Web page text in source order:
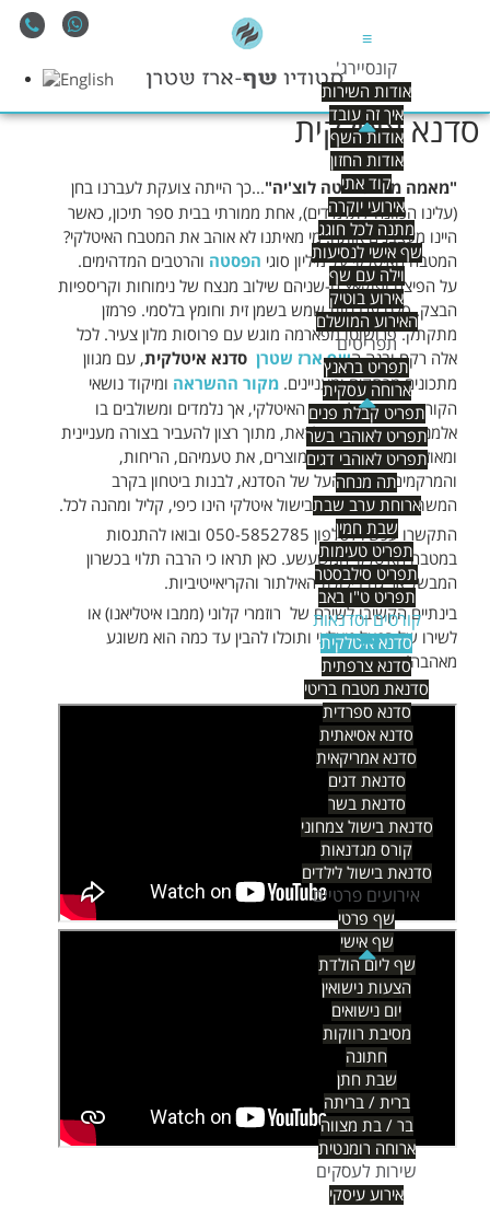
≡
קונסיירג'
אודות השירות
איך זה עובד
אודות השף
אודות החזון
קוד אתי
אירועי יוקרה
מתנה לכל חוגג
שף אישי לנסיעות
וילה עם שף
אירוע בוטיק
האירוע המושלם
תפריטים
תפריט בראנץ
ארוחה עסקית
תפריט קבלת פנים
תפריט לאוהבי בשר
תפריט לאוהבי דגים
תה מנחה
ארוחת ערב שבת
שבת חמין
תפריט טעימות
תפריט סילבסטר
תפריט ט"ו באב
קורסים וסדנאות
סדנא איטלקית
סדנא צרפתית
סדנאת מטבח בריטי
סדנא ספרדית
סדנא אסיאתית
סדנא אמריקאית
סדנאת דגים
סדנאת בשר
סדנאת בישול צמחוני
קורס מגדנאות
סדנאת בישול לילדים
אירועים פרטיים
שף פרטי
שף אישי
שף ליום הולדת
הצעות נישואין
יום נישואים
מסיבת רווקות
חתונה
שבת חתן
ברית / בריתה
בר / בת מצווה
ארוחה רומנטית
שירות לעסקים
אירוע עיסקי
סדנא איטלקית
"מאמה מיה-סאנטה לוצ'יה"...כך הייתה צועקת לעברנו בחן
(עלינו הכוונה-לתלמידים), אחת ממורתי בבית ספר תיכון, כאשר
היינו מעצבנים אותה. מי מאיתנו לא אוהב את המטבח האיטלקי?
המטבח האיטלקי על מיליון סוגי הפסטה והרטבים המדהימים.
על הפיצה ופוקאצ'ה-שניהם שילוב מנצח של נימוחות וקריספיות
הבצק. סלט עגבניות שמש בשמן זית וחומץ בלסמי. פרמזן
מתקתק. פרושוטו מפארמה מוגש עם פרוסות מלון צעיר. לכל
אלה רקח ובנה השף ארז שטרן סדנא איטלקית, עם מגוון
מתכונים מרתקים ומעניינים. מקור ההשראה ומיקוד נושאי
הקורס מכונסים למטבח האיטלקי, אך נלמדים ומשולבים בו
אלמנטים וידע רבים. כל זאת, מתוך רצון להעביר בצורה מעניינית
ומאוזנת, את מורכבות המוצרים, את טעמיהם, הריחות,
והמרקמים. מטרת העל של הסדנא, לבנות ביטחון בקרב
המשתתפים. להוכיח שבישול איטלקי הינו כיפי, קליל ומהנה לכל.
התקשרו עכשיו לטלפון 050-5852785 ובואו להתנסות
במטבח האיטלקי המשעשע. כאן תראו כי הרבה תלוי בכשרון
המבשל אך גם ביכולת האילתור והקריאייטיביות.
בינתיים הקשיבו לשירם של רוזמרי קלוני (ממבו איטליאנו) או
לשירו של רפאל גואלצי ותוכלו להבין עד כמה הוא משוגע
מאהבה!